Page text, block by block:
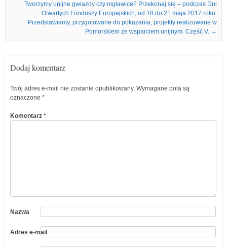
Tworzymy unijne gwiazdy czy mgławice? Przekonaj się – podczas Dni
Otwartych Funduszy Europejskich, od 18 do 21 maja 2017 roku.
Przedstawiamy, przygotowane do pokazania, projekty realizowane w
Pomorskiem ze wsparciem unijnym. Część V. →
Dodaj komentarz
Twój adres e-mail nie zostanie opublikowany. Wymagane pola są
oznaczone *
Komentarz *
Nazwa
Adres e-mail